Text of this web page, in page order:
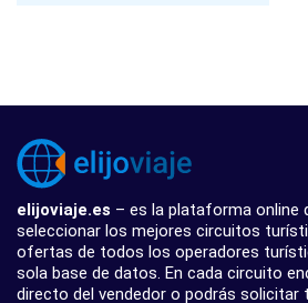
elijoviaje.es – es la plataforma online
seleccionar los mejores circuitos
ofertas de todos los operadores
sola base de datos. En cada circuito
directo del vendedor o podrás solicitar